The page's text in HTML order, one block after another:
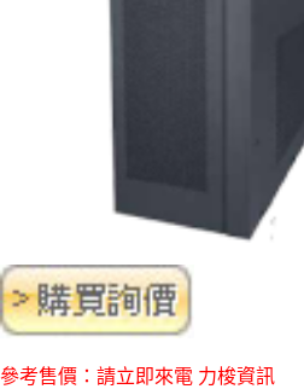
參考售價：請立即來電 力梭資訊